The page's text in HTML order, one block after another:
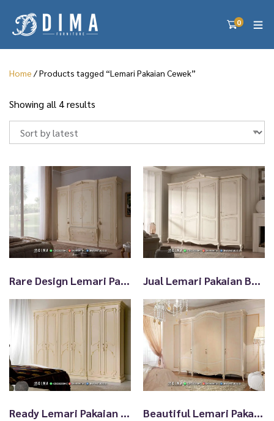
0
Home / Products tagged “Lemari Pakaian Cewek”
Showing all 4 results
t
b
a
t
e
t
Rare Design Lemari Pakaian Mewah Jakarta Shabby Brightly TTJ2723 Jual Lemari Pakaian Besar Serbaguna Toko Mebel Jepara TTJ2722
Ready Lemari Pakaian Jepara Minimalis Mewah Siap Kirim TTJ2721 Beautiful Lemari Pakaian Jakarta Desain Simple Elegant TTJ2720